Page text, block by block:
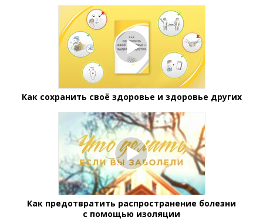
Как сохранить своё здоровье и здоровье других
Как предотвратить распространение болезни
с помощью изоляции